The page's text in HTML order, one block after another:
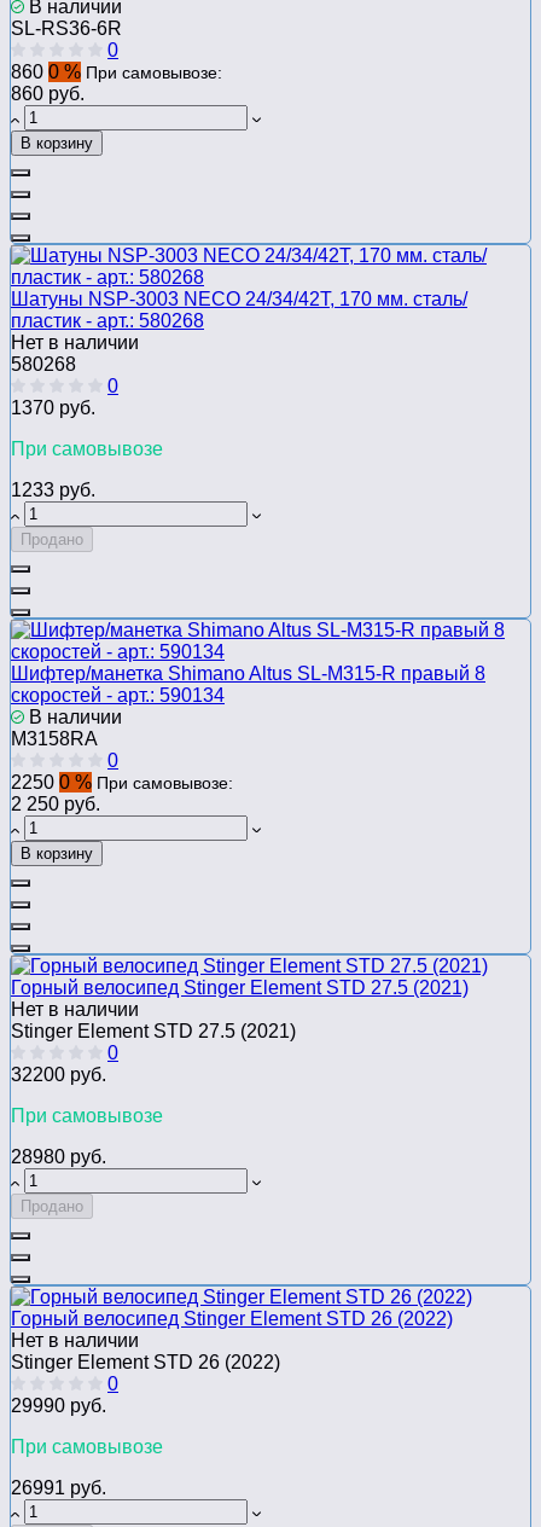
В наличии
SL-RS36-6R
0
860 0 % При самовывозе:
860 руб.
В корзину
Шатуны NSP-3003 NECO 24/34/42Т, 170 мм. сталь/
пластик - арт.: 580268
Нет в наличии
580268
0
1370 руб.
При самовывозе
1233 руб.
Продано
Шифтер/манетка Shimano Altus SL-M315-R правый 8
скоростей - арт.: 590134
В наличии
M3158RA
0
2250 0 % При самовывозе:
2 250 руб.
В корзину
Горный велосипед Stinger Element STD 27.5 (2021)
Нет в наличии
Stinger Element STD 27.5 (2021)
0
32200 руб.
При самовывозе
28980 руб.
Продано
Горный велосипед Stinger Element STD 26 (2022)
Нет в наличии
Stinger Element STD 26 (2022)
0
29990 руб.
При самовывозе
26991 руб.